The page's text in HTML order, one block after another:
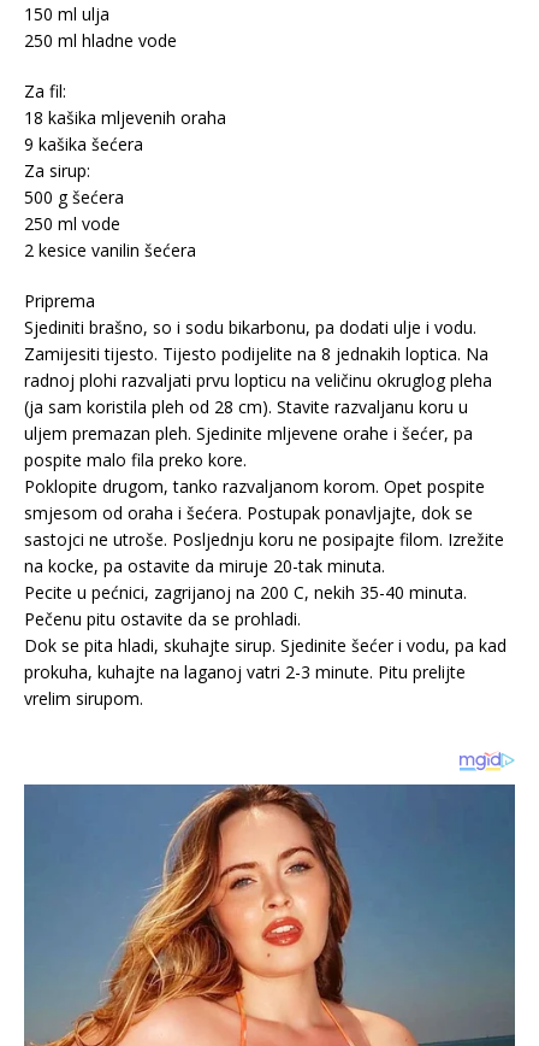
150 ml ulja
250 ml hladne vode
Za fil:
18 kašika mljevenih oraha
9 kašika šećera
Za sirup:
500 g šećera
250 ml vode
2 kesice vanilin šećera
Priprema
Sjediniti brašno, so i sodu bikarbonu, pa dodati ulje i vodu.
Zamijesiti tijesto. Tijesto podijelite na 8 jednakih loptica. Na
radnoj plohi razvaljati prvu lopticu na veličinu okruglog pleha
(ja sam koristila pleh od 28 cm). Stavite razvaljanu koru u
uljem premazan pleh. Sjedinite mljevene orahe i šećer, pa
pospite malo fila preko kore.
Poklopite drugom, tanko razvaljanom korom. Opet pospite
smjesom od oraha i šećera. Postupak ponavljajte, dok se
sastojci ne utroše. Posljednju koru ne posipajte filom. Izrežite
na kocke, pa ostavite da miruje 20-tak minuta.
Pecite u pećnici, zagrijanoj na 200 C, nekih 35-40 minuta.
Pečenu pitu ostavite da se prohladi.
Dok se pita hladi, skuhajte sirup. Sjedinite šećer i vodu, pa kad
prokuha, kuhajte na laganoj vatri 2-3 minute. Pitu prelijte
vrelim sirupom.